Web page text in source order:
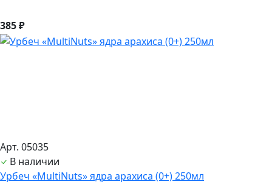
385 ₽
Арт. 05035
В наличии
Урбеч «MultiNuts» ядра арахиса (0+) 250мл